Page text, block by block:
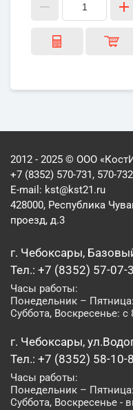
2012 - 2025 © ООО
+7 (8352) 570-731, 570-
E-mail: kst@kst21.ru
428000, Республика
проезд, д.3
г. Чебоксары,
Тел.: +7 (8352) 57-07-
Часы работы:
Понедельник –
Суббота, Воскресенье: с
г. Чебоксары,
Тел.: +7 (8352) 58-10-
Часы работы:
Понедельник –
Суббота, Воскресенье -